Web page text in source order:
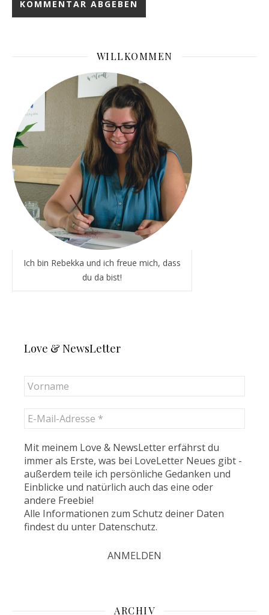
WILLKOMMEN
Ich bin Rebekka und ich freue mich, dass
du da bist!
Love & NewsLetter
Mit meinem Love & NewsLetter erfährst du
immer als Erste, was bei LoveLetter Neues gibt -
außerdem teile ich persönliche Gedanken und
Einblicke und natürlich auch das eine oder
andere Freebie!
Alle Informationen zum Schutz deiner Daten
findest du unter Datenschutz.
ARCHIV